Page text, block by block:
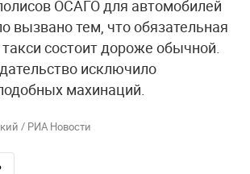
ОСАГО для автомобилей
вызвано тем, что обязательная
состоит дороже обычной.
исключило
махинаций.
/ РИА Новости